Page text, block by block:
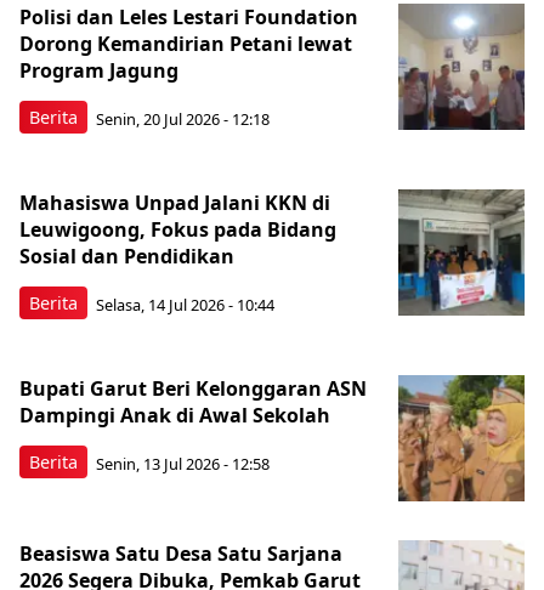
Berita
Polisi dan Leles Lestari Foundation
Dorong Kemandirian Petani lewat
Program Jagung
Senin, 20 Jul 2026 - 12:18
Berita
Mahasiswa Unpad Jalani KKN di
Leuwigoong, Fokus pada Bidang
Sosial dan Pendidikan
Selasa, 14 Jul 2026 - 10:44
Berita
Bupati Garut Beri Kelonggaran ASN
Dampingi Anak di Awal Sekolah
Senin, 13 Jul 2026 - 12:58
Beasiswa Satu Desa Satu Sarjana
2026 Segera Dibuka, Pemkab Garut